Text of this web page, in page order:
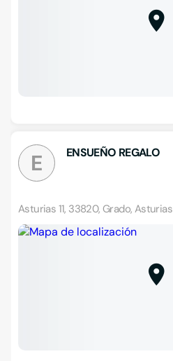
E ENSUEÑO REGALO
Asturias 11, 33820, Grado, Asturias